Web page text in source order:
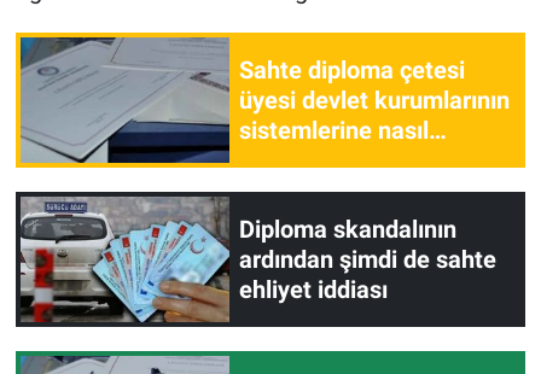
Sahte diploma çetesi
üyesi devlet kurumlarının
sistemlerine nasıl
Diploma skandalının
ardından şimdi de sahte
ehliyet iddiası